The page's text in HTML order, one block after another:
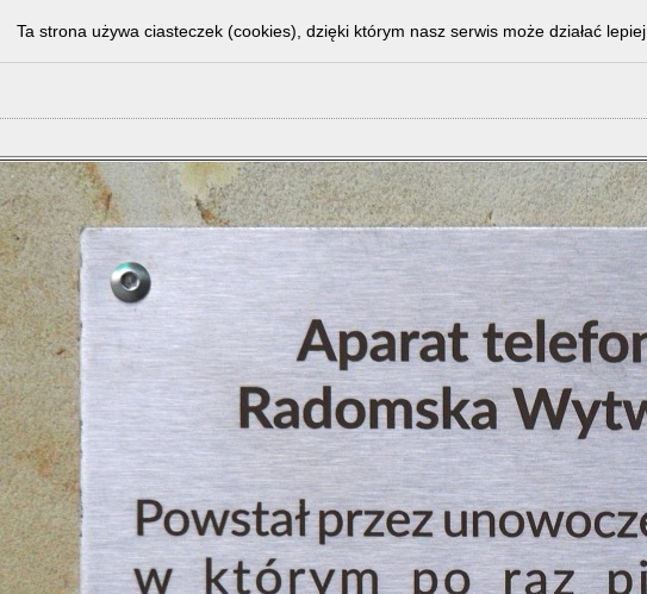
Ta strona używa ciasteczek (cookies), dzięki którym nasz serwis może działać lepiej.